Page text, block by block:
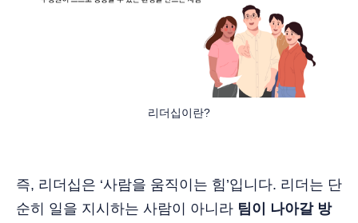
리더십이란?
즉, 리더십은 ‘사람을 움직이는 힘’입니다. 리더는 단
순히 일을 지시하는 사람이 아니라 팀이 나아갈 방